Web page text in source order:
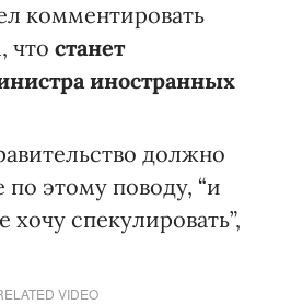
комментировать
что станет
иностранных
должно
этому поводу, “и
хочу спекулировать”,
VIDEO